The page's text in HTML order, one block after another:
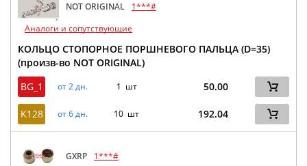
NOT ORIGINAL
1***#
Аналоги и сопутствующие
КОЛЬЦО СТОПОРНОЕ ПОРШНЕВОГО ПАЛЬЦА (D=35)
(произв-во NOT ORIGINAL)
BG_1
от 2 дн. 1 шт 50.00
K128 от 6 дн. 10 шт 192.04
GXRP 1***#